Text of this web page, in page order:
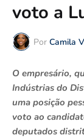
voto a
Por Camila
O empresário,
Indústrias do
uma posição
voto ao
deputados